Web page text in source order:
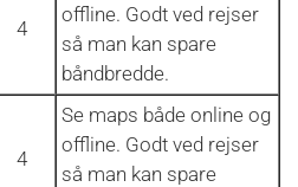
4
offline. Godt ved rejser
så man kan spare
båndbredde.
4
Se maps både online og
offline. Godt ved rejser
så man kan spare